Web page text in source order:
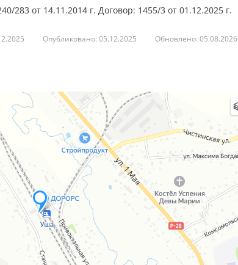
от 14.11.2014 г. Договор: 1455/3 от 01.12.2025 г.
Опубликовано: 05.12.2025 Обновлено: 05.08.2026